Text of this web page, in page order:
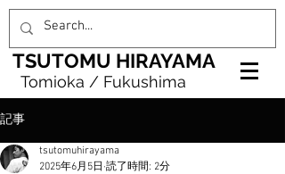
TSUTOMU HIRAYAMA
Tomioka / Fukushima
記事
tsutomuhirayama
2025年6月5日 読了時間: 2分